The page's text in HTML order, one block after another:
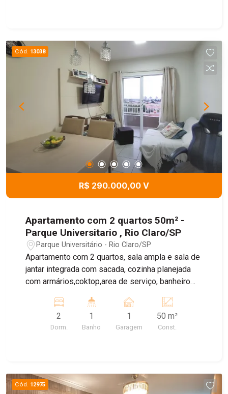
Cód. 13038
R$ 290.000,00 V
Apartamento com 2 quartos 50m² -
Parque Universitario , Rio Claro/SP
Parque Universitário - Rio Claro/SP
Apartamento com 2 quartos, sala ampla e sala de
jantar integrada com sacada, cozinha planejada
com armários,coktop,area de serviço, banheiro
2
Dorm.
1
Banho
1
Garagem
50 m²
Const.
Cód. 12975